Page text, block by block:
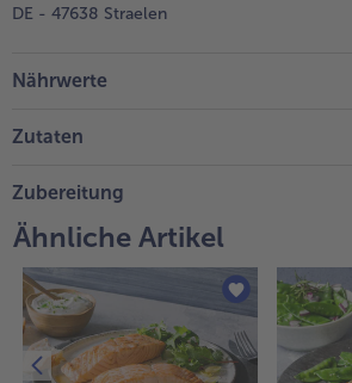
DE - 47638 Straelen
Nährwerte
Zutaten
Zubereitung
Ähnliche Artikel